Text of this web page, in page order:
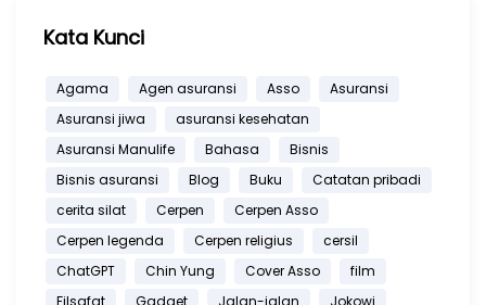
Kata Kunci
Agama Agen asuransi Asso
Asuransi
Asuransi jiwa
asuransi kesehatan
Asuransi Manulife
Bahasa
Bisnis
Bisnis asuransi
Blog Buku
Catatan pribadi
cerita silat
Cerpen
Cerpen Asso
Cerpen legenda
Cerpen religius
cersil
ChatGPT
Chin Yung Cover Asso
film
Filsafat
Gadget Jalan-jalan
Jokowi